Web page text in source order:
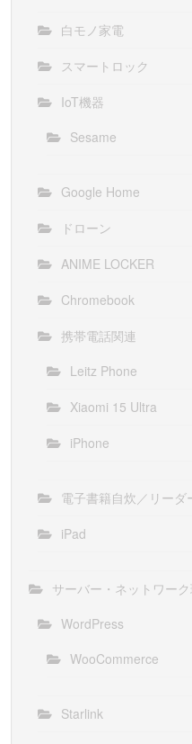
白モノ家電
スマートロック
IoT機器
Sesame
Google Home
ドローン
ANIME LOCKER
Chromebook
携帯電話関連
Leitz Phone
Xiaomi 15 Ultra
iPhone
電子書籍自炊／リーダ
iPad
サーバー・ネットワー
WordPress
WooCommerce
Starlink